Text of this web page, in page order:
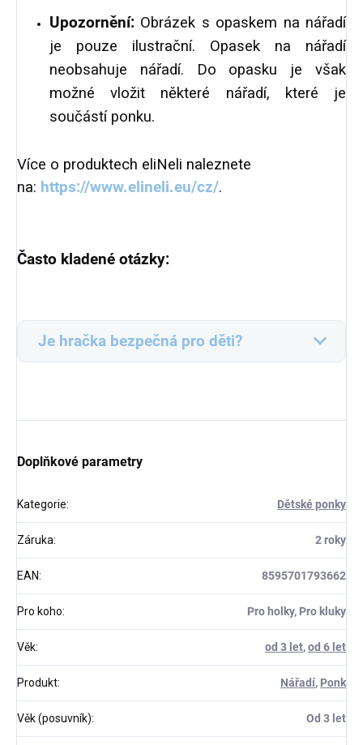
Upozornění: Obrázek s opaskem na nářadí
je pouze ilustrační. Opasek na nářadí
neobsahuje nářadí. Do opasku je však
možné vložit některé nářadí, které je
součástí ponku.
Více o produktech eliNeli naleznete
na: https://www.elineli.eu/cz/.
Často kladené otázky:
Je hračka bezpečná pro děti?
Doplňkové parametry
Kategorie: Dětské ponky
Záruka: 2 roky
EAN: 8595701793662
Pro koho: Pro holky, Pro kluky
Věk: od 3 let,od 6 let
Produkt: Nářadí, Ponk
Věk (posuvník): Od 3 let